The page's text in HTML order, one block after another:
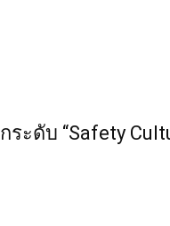
ะดับ “Safety